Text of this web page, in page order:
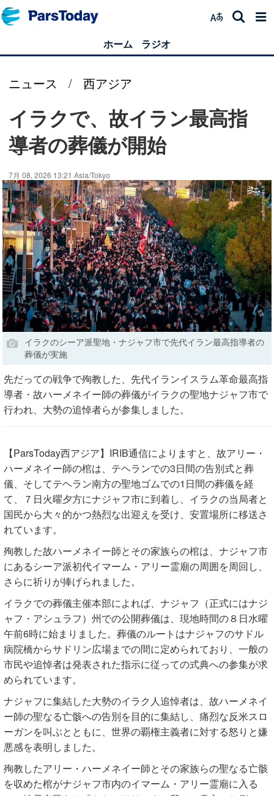
ホーム ラジオ
ニュース / 西アジア
イラクで、故イラン最高指
導者の葬儀が開始
7月 08, 2026 13:21 Asia/Tokyo
イラクのシーア派聖地・ナジャフ市で先代イラン最高指導者の
葬儀が実施
先だっての戦争で殉教した、先代イランイスラム革命最高指
導者・故ハーメネイー師の葬儀がイラクの聖地ナジャフ市で
行われ、大勢の追悼者らが参集しました。
【ParsToday西アジア】IRIB通信によりますと、故アリー・
ハーメネイー師の棺は、テヘランでの3日間の告別式と葬
儀、そしてテヘラン南方の聖地ゴムでの1日間の葬儀を経
て、７日火曜夕方にナジャフ市に到着し、イラクの当局者と
国民から大々的かつ熱烈な出迎えを受け、安置場所に移送さ
れています。
殉教した故ハーメネイー師とその家族らの棺は、ナジャフ市
にあるシーア派初代イマーム・アリー霊廟の周囲を周回し、
さらに祈りが捧げられました。
イラクでの葬儀主催本部によれば、ナジャフ（正式にはナジ
ャフ・アシュラフ）州での公開葬儀は、現地時間の８日水曜
午前6時に始まりました。葬儀のルートはナジャフのサドル
病院橋からサドリン広場までの間に定められており、一般の
市民や追悼者は発表された指示に従っての式典への参集が求
められています。
ナジャフに集結した大勢のイラク人追悼者は、故ハーメネイ
ー師の聖なる亡骸への告別を目的に集結し、痛烈な反米スロ
ーガンを叫ぶとともに、世界の覇権主義者に対する怒りと嫌
悪感を表明しました。
殉教したアリー・ハーメネイー師とその家族らの聖なる亡骸
を収めた棺がナジャフ市内のイマーム・アリー霊廟に入る